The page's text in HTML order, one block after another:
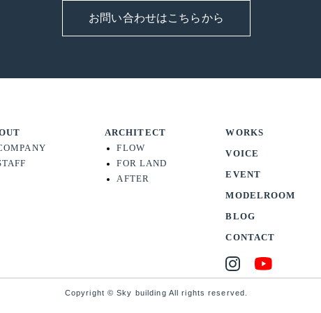
お問い合わせはこちらから
ARCHITECT
FLOW
FOR LAND
AFTER
WORKS
VOICE
EVENT
MODELROOM
BLOG
CONTACT
Copyright © Sky building All rights reserved.